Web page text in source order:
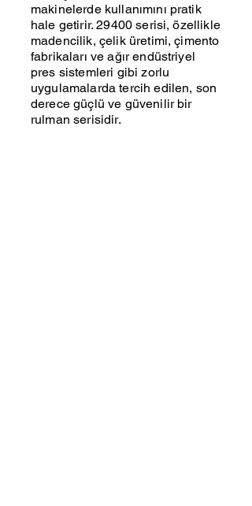
makinelerde kullanımını pratik
hale getirir. 29400 serisi, özellikle
madencilik, çelik üretimi, çimento
fabrikaları ve ağır endüstriyel
pres sistemleri gibi zorlu
uygulamalarda tercih edilen, son
derece güçlü ve güvenilir bir
rulman serisidir.